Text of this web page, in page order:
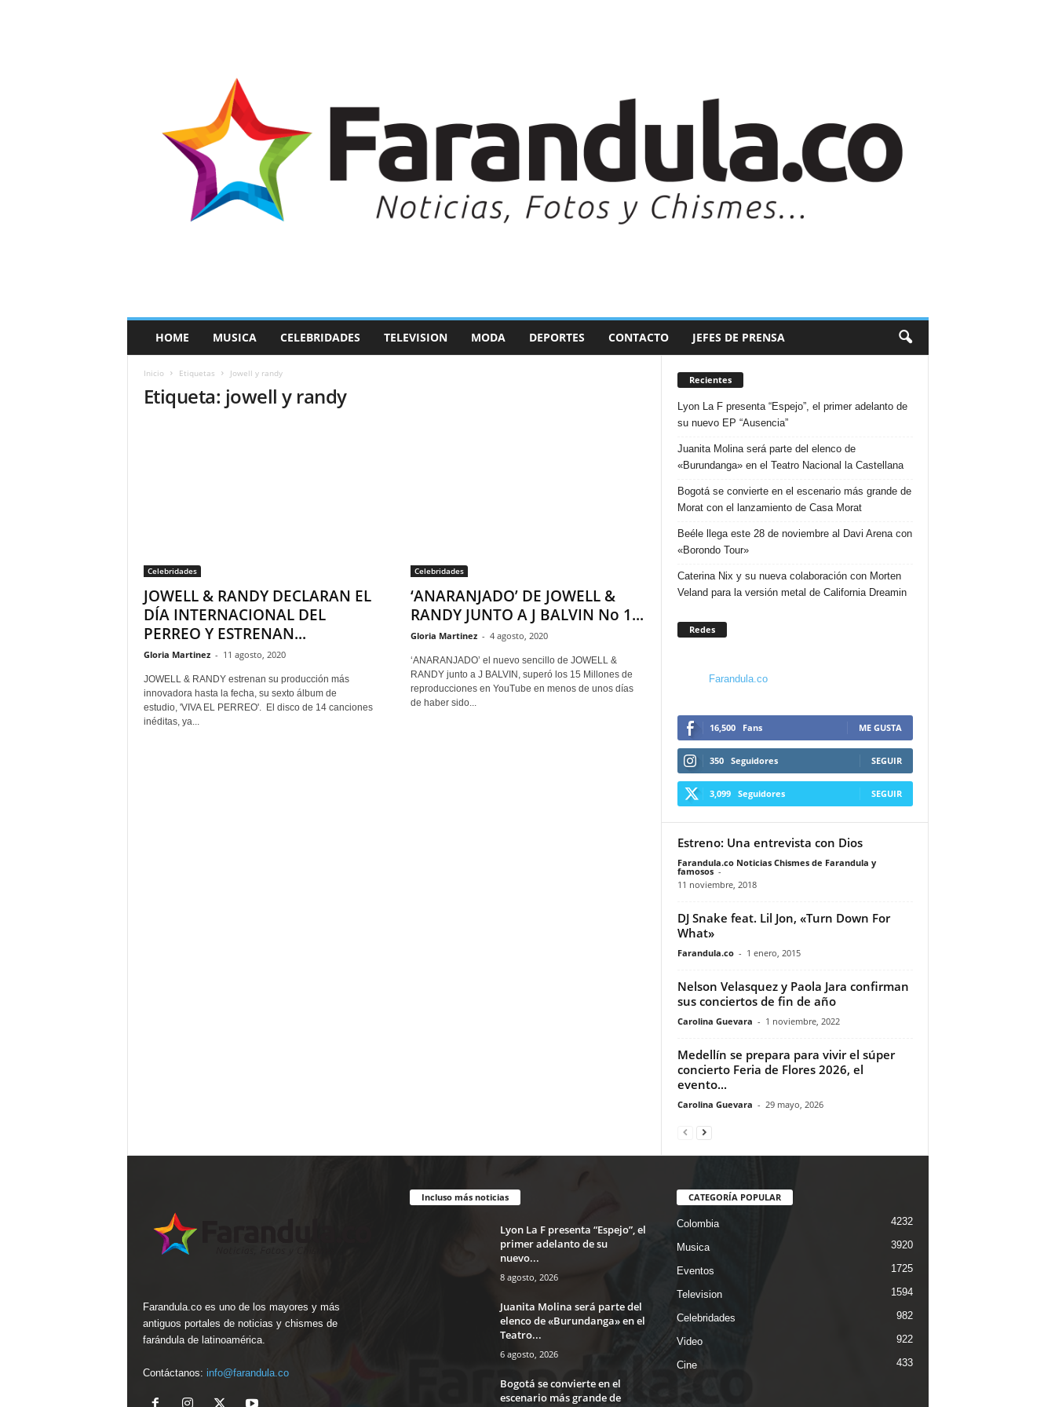
a
HOME MUSICA CELEBRIDADES TELEVISION MODA DEPORTES CONTACTO JEFES DE PRENSA
Inicio Etiquetas Jowell y randy
Etiqueta: jowell y randy
Celebridades
JOWELL & RANDY DECLARAN EL
DÍA INTERNACIONAL DEL
PERREO Y ESTRENAN...
Gloria Martinez - 11 agosto, 2020
JOWELL & RANDY estrenan su producción más
innovadora hasta la fecha, su sexto álbum de
estudio, 'VIVA EL PERREO'. El disco de 14 canciones
inéditas, ya...
Celebridades
‘ANARANJADO’ DE JOWELL &
RANDY JUNTO A J BALVIN No 1...
Gloria Martinez - 4 agosto, 2020
‘ANARANJADO’ el nuevo sencillo de JOWELL &
RANDY junto a J BALVIN, superó los 15 Millones de
reproducciones en YouTube en menos de unos días
de haber sido...
Recientes
Lyon La F presenta “Espejo”, el primer adelanto de
su nuevo EP “Ausencia”
Juanita Molina será parte del elenco de
«Burundanga» en el Teatro Nacional la Castellana
Bogotá se convierte en el escenario más grande de
Morat con el lanzamiento de Casa Morat
Beéle llega este 28 de noviembre al Davi Arena con
«Borondo Tour»
Caterina Nix y su nueva colaboración con Morten
Veland para la versión metal de California Dreamin
Redes
Farandula.co
16,500 Fans ME GUSTA
350 Seguidores SEGUIR
3,099 Seguidores SEGUIR
Estreno: Una entrevista con Dios
Farandula.co Noticias Chismes de Farandula y
famosos -
11 noviembre, 2018
DJ Snake feat. Lil Jon, «Turn Down For
What»
Farandula.co - 1 enero, 2015
Nelson Velasquez y Paola Jara confirman
sus conciertos de fin de año
Carolina Guevara - 1 noviembre, 2022
Medellín se prepara para vivir el súper
concierto Feria de Flores 2026, el
evento...
Carolina Guevara - 29 mayo, 2026
Farandula.co es uno de los mayores y más
antiguos portales de noticias y chismes de
farándula de latinoamérica.
Contáctanos: info@farandula.co
Incluso más noticias
Lyon La F presenta “Espejo”, el
primer adelanto de su
nuevo...
8 agosto, 2026
Juanita Molina será parte del
elenco de «Burundanga» en el
Teatro...
6 agosto, 2026
Bogotá se convierte en el
escenario más grande de
CATEGORÍA POPULAR
Colombia 4232
Musica 3920
Eventos 1725
Television 1594
Celebridades 982
Video 922
Cine 433